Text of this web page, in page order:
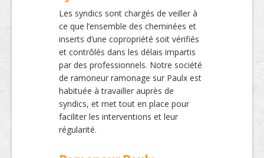
Les syndics sont chargés de veiller à
ce que l’ensemble des cheminées et
inserts d’une copropriété soit vérifiés
et contrôlés dans les délais impartis
par des professionnels. Notre société
de ramoneur ramonage sur Paulx est
habituée à travailler auprès de
syndics, et met tout en place pour
faciliter les interventions et leur
régularité.